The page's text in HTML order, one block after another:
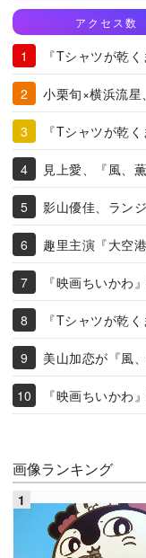
アクセス数
『Tシャツが乾
小栗旬×横浜流
『Tシャツが乾
見上愛、『風、
影山優佳、ラン
趣里主演『大空
『映画ちいかわ
『Tシャツが乾
美山加恋が『風
『映画ちいかわ
画像ランキング